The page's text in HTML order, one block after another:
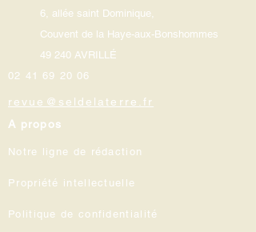
6, allée saint Dominique,
Couvent de la Haye-aux-Bonshommes
49 240 AVRILLÉ
02 41 69 20 06
revue@seldelaterre.fr
A propos
Notre ligne de rédaction
Propriété intellectuelle
Politique de confidentialité